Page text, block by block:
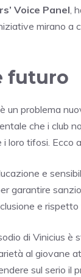
Voice Panel ,
mirano a
futuro
un problema
che i club
loro tifosi. Ecco
e
garantire
e rispetto
di Vinicius
al giovane
sul serio il